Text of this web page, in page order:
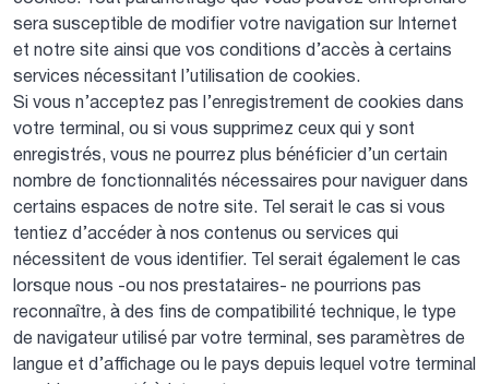
sera susceptible de modifier votre navigation sur Internet
et notre site ainsi que vos conditions d’accès à certains
services nécessitant l’utilisation de cookies.
Si vous n’acceptez pas l’enregistrement de cookies dans
votre terminal, ou si vous supprimez ceux qui y sont
enregistrés, vous ne pourrez plus bénéficier d’un certain
nombre de fonctionnalités nécessaires pour naviguer dans
certains espaces de notre site. Tel serait le cas si vous
tentiez d’accéder à nos contenus ou services qui
nécessitent de vous identifier. Tel serait également le cas
lorsque nous -ou nos prestataires- ne pourrions pas
reconnaître, à des fins de compatibilité technique, le type
de navigateur utilisé par votre terminal, ses paramètres de
langue et d’affichage ou le pays depuis lequel votre terminal